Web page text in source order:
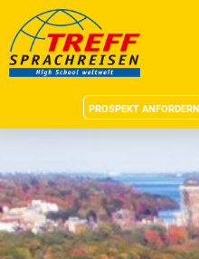
PROSPEKT ANFORDERN